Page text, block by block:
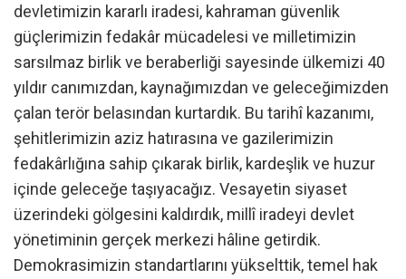
devletimizin kararlı iradesi, kahraman güvenlik
güçlerimizin fedakâr mücadelesi ve milletimizin
sarsılmaz birlik ve beraberliği sayesinde ülkemizi 40
yıldır canımızdan, kaynağımızdan ve geleceğimizden
çalan terör belasından kurtardık. Bu tarihî kazanımı,
şehitlerimizin aziz hatırasına ve gazilerimizin
fedakârlığına sahip çıkarak birlik, kardeşlik ve huzur
içinde geleceğe taşıyacağız. Vesayetin siyaset
üzerindeki gölgesini kaldırdık, millî iradeyi devlet
yönetiminin gerçek merkezi hâline getirdik.
Demokrasimizin standartlarını yükselttik, temel hak